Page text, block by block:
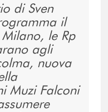
di Sven
il
le Rp
agli
nuova
Muzi Falconi